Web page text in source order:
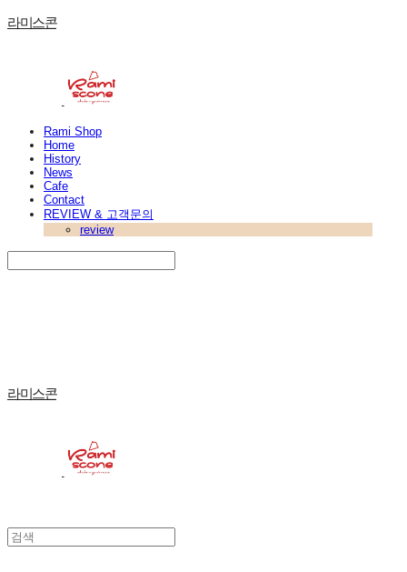
라미스콘
Rami Shop
Home
History
News
Cafe
Contact
REVIEW & 고객문의
review
라미스콘